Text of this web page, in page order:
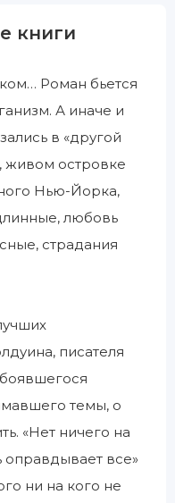
книги
Роман бьется
А иначе и
в «другой
живом островке
Нью-Йорка,
любовь
страдания
писателя
темы, о
«Нет ничего на
все»
ни на кого не